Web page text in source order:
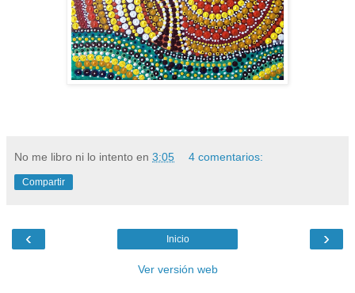
No me libro ni lo intento en 3:05 4 comentarios:
Compartir
‹ ›
Inicio
Ver versión web